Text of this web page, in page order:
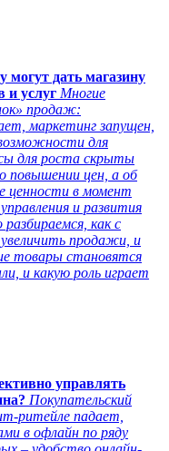
могут дать магазину
и услуг Многие
продаж:
маркетинг запущен,
для
для роста скрыты
повышении цен, а об
ценности в момент
и развития
как с
продажи, и
товары становятся
и какую роль играет
управлять
Покупательский
ритейле падает,
в офлайн по ряду